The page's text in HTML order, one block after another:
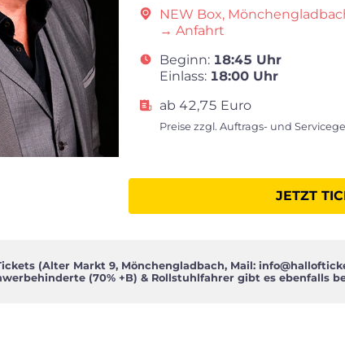
NEW Box,
→ Anfahrt
Beginn: 18:45 Uhr
Einlass: 18:00 Uhr
ab 42,75 Euro
Preise zzgl. Auftrags- und
JETZT
(Alter Markt 9, Mönchengladbach, Mail:
(70% +B) & Rollstuhlfahrer gibt es ebenfalls